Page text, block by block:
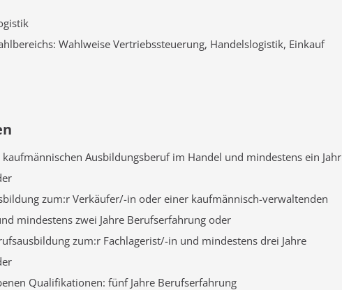
Wahlweise Vertriebssteuerung, Handelslogistik, Einkauf
Ausbildungsberuf im Handel und mindestens ein Jahr
zum:r Verkäufer/-in oder einer kaufmännisch-verwaltenden
mindestens zwei Jahre Berufserfahrung oder
zum:r Fachlagerist/-in und mindestens drei Jahre
Qualifikationen: fünf Jahre Berufserfahrung